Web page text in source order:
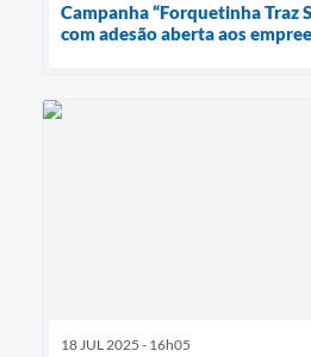
Campanha “Forquetinha Traz
com adesão aberta aos
18 JUL 2025 - 16h05